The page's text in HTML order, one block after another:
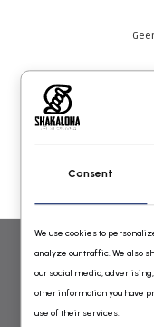
WOLLEN VESTEN
Consent
We use cookies to
analyze our traffic. We also
our social media,
other information you have
use of their services.